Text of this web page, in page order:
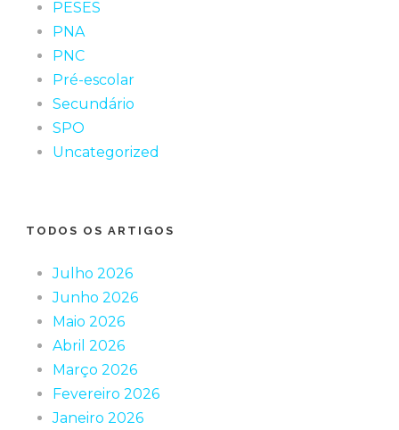
PESES
PNA
PNC
Pré-escolar
Secundário
SPO
Uncategorized
TODOS OS ARTIGOS
Julho 2026
Junho 2026
Maio 2026
Abril 2026
Março 2026
Fevereiro 2026
Janeiro 2026